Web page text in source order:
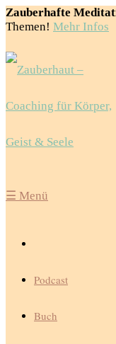
Zauberhafte
Themen! Mehr Infos
☰ Menü
Podcast
Buch